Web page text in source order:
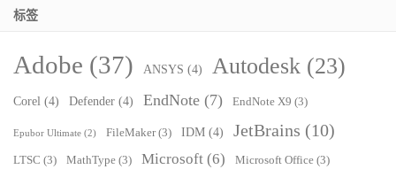
标签
Adobe (37) ANSYS (4) Autodesk (23)
Corel (4) Defender (4) EndNote (7) EndNote X9 (3)
Epubor Ultimate (2) FileMaker(3) IDM (4) JetBrains (10)
LTSC (3) MathType (3) Microsoft (6) Microsoft Office (3)